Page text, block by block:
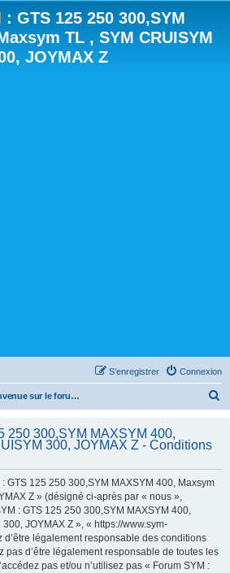
GTS 125 250 300,SYM
TL , SYM CRUISYM
JOYMAX Z
Connexion
S’enregistrer
Bienvenue sur le forum des scooters de la gamme SYM
e
250 300,SYM MAXSYM 400,
300, JOYMAX Z - Conditions
GTS 125 250 300,SYM MAXSYM 400, Maxsym
Z » (désigné ci-après par « nous »,
: GTS 125 250 300,SYM MAXSYM 400,
JOYMAX Z », « https://www.sym-
d’être légalement responsable des conditions
pas d’être légalement responsable de toutes les
pas et/ou n’utilisez pas « Forum SYM :